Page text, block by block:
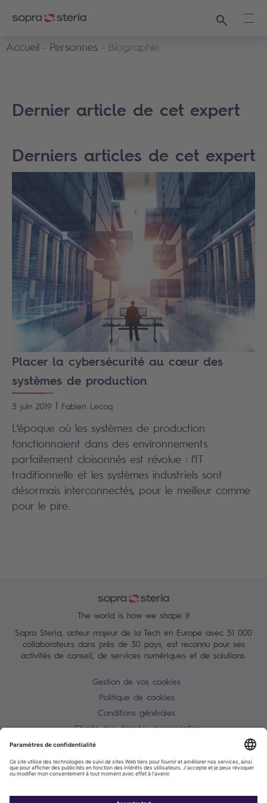
Recherche
Accueil
Personnes Biographie
Dernier article de cet expert
Derniers articles de cet expert
Placer la cybersécurité au cœur des
systèmes de production
3 juin 2019 | Fabien Lecoq
L’époque où les systèmes de production
fonctionnaient dans des environnements
parfaitement cloisonnés est révolue : l’IT
traditionnelle et les systèmes industriels sont
désormais interconnectés, pour le meilleur comme
pour le pire.
The world is how we shape it
Sopra Steria, acteur majeur de la Tech en Europe avec 51 000
collaborateurs dans près de 30 pays, est reconnu pour ses
activités de conseil, de services numériques et de solutions.
Gestion de vos cookies
Politique de cookies
Conditions générales
Charte des données personnelles
Alerte Tentative d'escroquerie / usurpation d'identité
Plan du site
Contactez-nous